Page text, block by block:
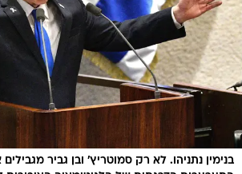
בנימין נתניהו. לא רק סמוטריץ' ובן גביר